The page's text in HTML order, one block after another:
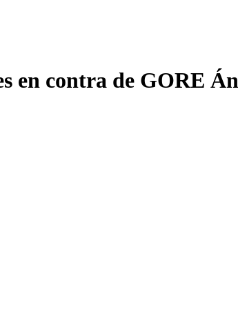
en contra de GORE